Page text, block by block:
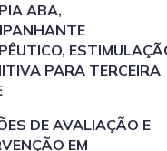
ABA,
PARA TERCEIRA
DE AVALIAÇÃO E
EM